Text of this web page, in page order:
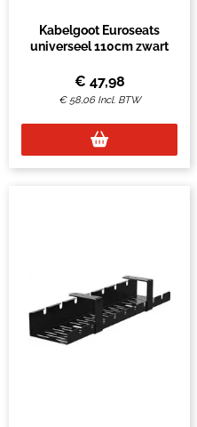
Kabelgoot Euroseats
universeel 110cm zwart
€ 47,98
€ 58,06 Incl. BTW